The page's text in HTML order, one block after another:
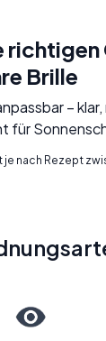
richtigen
Brille
–
für
nach Rezept